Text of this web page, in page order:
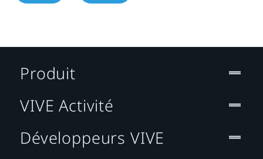
Produit
VIVE Activité
Développeurs VIVE